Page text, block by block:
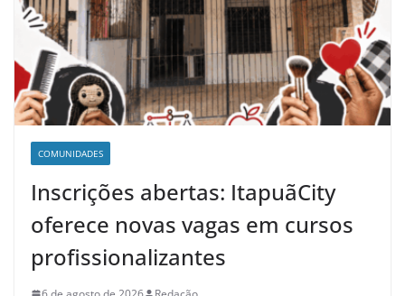
COMUNIDADES
Inscrições abertas: ItapuãCity
oferece novas vagas em cursos
profissionalizantes